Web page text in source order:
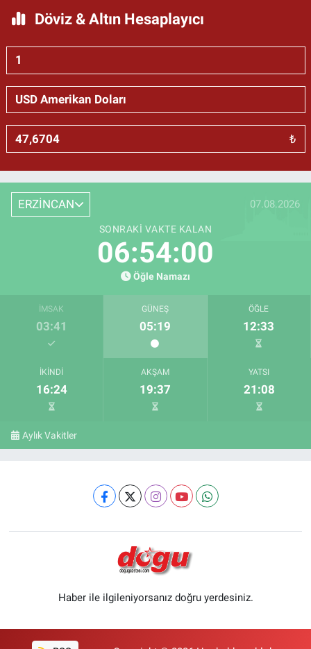
Döviz & Altın Hesaplayıcı
₺
ERZİNCAN 07.08.2026
SONRAKI VAKTE KALAN
06:53:59
Öğle Namazı
İMSAK
03:41
GÜNEŞ
05:19
ÖĞLE
12:33
İKINDI
16:24
AKŞAM
19:37
YATSI
21:08
Aylık Vakitler
Haber ile ilgileniyorsanız doğru yerdesiniz.